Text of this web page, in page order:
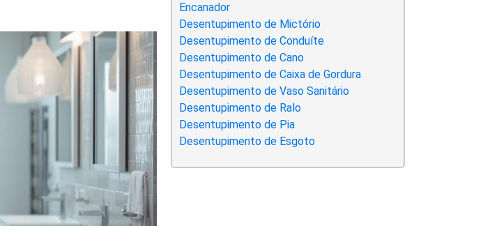
Encanador
Desentupimento de Mictório
Desentupimento de Conduíte
Desentupimento de Cano
Desentupimento de Caixa de Gordura
Desentupimento de Vaso Sanitário
Desentupimento de Ralo
Desentupimento de Pia
Desentupimento de Esgoto